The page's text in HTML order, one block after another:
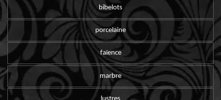
bibelots
porcelaine
faïence
marbre